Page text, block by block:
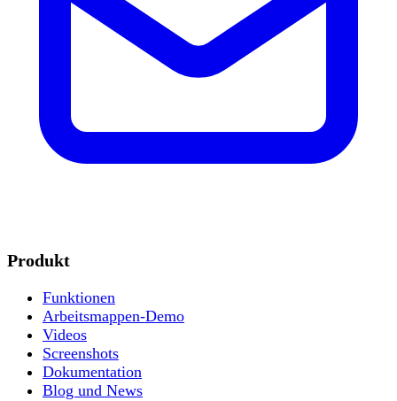
Produkt
Funktionen
Arbeitsmappen-Demo
Videos
Screenshots
Dokumentation
Blog und News